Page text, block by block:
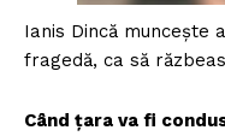
Ianis Dincă muncește
fragedă, ca să
Când țara va fi